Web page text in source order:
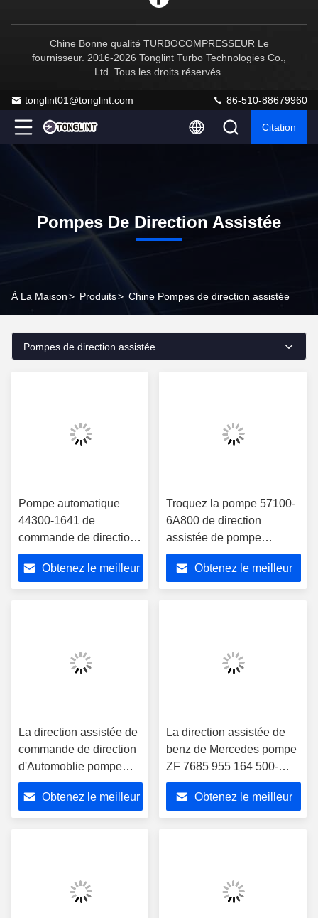
Chine Bonne qualité TURBOCOMPRESSEUR Le
fournisseur. 2016-2026 Tonglint Turbo Technologies Co.,
Ltd. Tous les droits réservés.
tonglint01@tonglint.com 86-510-88679960
Citation
Pompes De Direction Assistée
À La Maison> Produits> Chine Pompes de direction assistée
Pompes de direction assistée
Pompe automatique
44300-1641 de
commande de direction
d'Automoblie pour HINO
EF750Obtenez le meilleur
Troquez la pompe 57100-
6A800 de direction
assistée de pompe
hydraulique pour Hyundai
Obtenez le meilleur
La direction assistée de
commande de direction
d'Automoblie pompe
MC092059/475-03479
pour Mitsubishi 6D16
Obtenez le meilleur
La direction assistée de
benz de Mercedes pompe
ZF 7685 955 164 500-
3600r/min
Obtenez le meilleur